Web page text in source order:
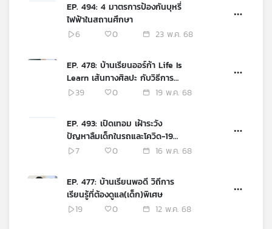
EP. 494: 4 มาตรการป้องกันบุหรี่
ไฟฟ้าในสถานศึกษา
6
0 23 พ.ค. 68
EP. 478: บ้านเรียนออร์ก้า Life Is
Learn เส้นทางศิลปะ กับวิธีการ
สอบเทียบของเด็กโฮมสคูล
39 0 19 พ.ค. 68
EP. 493: เปิดเทอม เฝ้าระวัง
ปัญหาลืมเด็กในรถและโควิด-19
ระบาด
7 0 16 พ.ค. 68
EP. 477: บ้านเรียนพอดี วิถีการ
เรียนรู้ที่ต้องดูแล(เด็ก)พิเศษ
19
0 12 พ.ค. 68